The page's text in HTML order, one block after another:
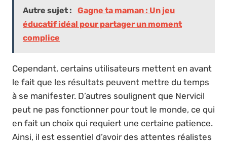
Autre sujet :
Gagne ta maman : Un jeu
éducatif idéal pour partager un moment
complice
Cependant, certains utilisateurs mettent en avant
le fait que les résultats peuvent mettre du temps
à se manifester. D’autres soulignent que Nervicil
peut ne pas fonctionner pour tout le monde, ce qui
en fait un choix qui requiert une certaine patience.
Ainsi, il est essentiel d’avoir des attentes réalistes